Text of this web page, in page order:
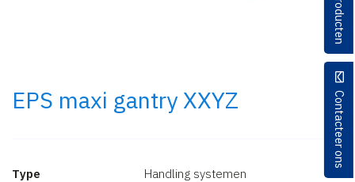
Producten
Contacteer ons
EPS maxi gantry XXYZ
Type Handling systemen